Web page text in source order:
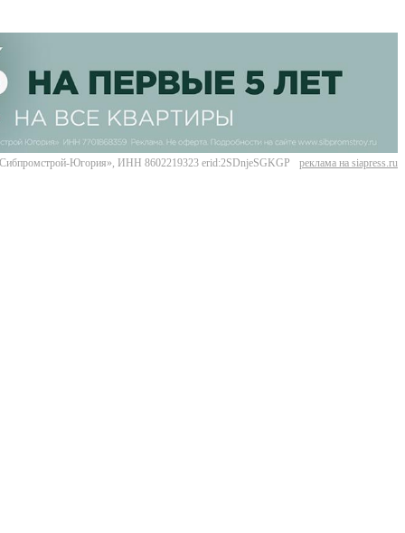
Югория», ИНН 8602219323 erid:2SDnjeSGKGP реклама на siapress.ru